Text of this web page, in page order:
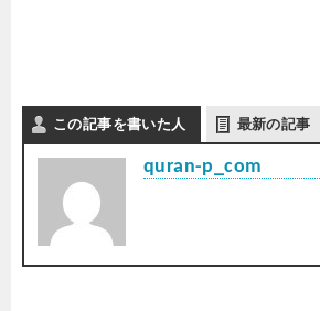
この記事を書いた人 最新の記事
quran-p_com